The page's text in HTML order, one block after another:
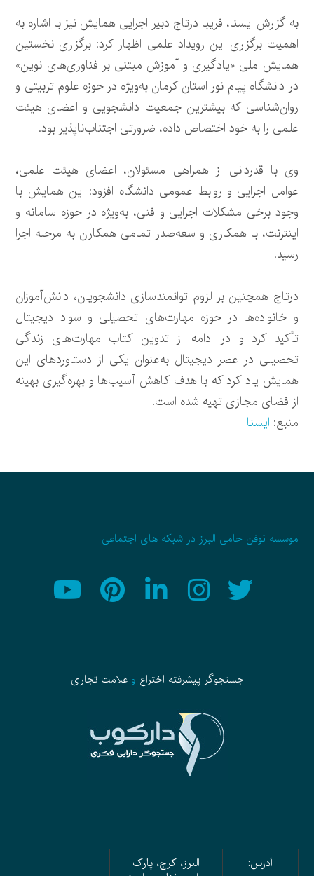
به گزارش ایسنا، فریبا درتاج دبیر اجرایی همایش نیز با اشاره به
اهمیت برگزاری این رویداد علمی اظهار کرد: برگزاری نخستین
همایش ملی «یادگیری و آموزش مبتنی بر فناوری‌های نوین»
در دانشگاه پیام نور استان کرمان به‌ویژه در حوزه علوم تربیتی و
روان‌شناسی که بیشترین جمعیت دانشجویی و اعضای هیئت
علمی را به خود اختصاص داده، ضرورتی اجتناب‌ناپذیر بود.
وی با قدردانی از همراهی مسئولان، اعضای هیئت علمی،
عوامل اجرایی و روابط عمومی دانشگاه افزود: این همایش با
وجود برخی مشکلات اجرایی و فنی، به‌ویژه در حوزه سامانه و
اینترنت، با همکاری و سعه‌صدر تمامی همکاران به مرحله اجرا
رسید.
درتاج همچنین بر لزوم توانمندسازی دانشجویان، دانش‌آموزان
و خانواده‌ها در حوزه مهارت‌های تحصیلی و سواد دیجیتال
تأکید کرد و در ادامه از تدوین کتاب مهارت‌های زندگی
تحصیلی در عصر دیجیتال به‌عنوان یکی از دستاوردهای این
همایش یاد کرد که با هدف کاهش آسیب‌ها و بهره‌گیری بهینه
از فضای مجازی تهیه شده است.
منبع: ایسنا
موسسه نوفن حامی البرز در شبکه های اجتماعی
جستجوگر پیشرفته اختراع وعلامت تجاری
آدرس:
البرز، کرج، پارک